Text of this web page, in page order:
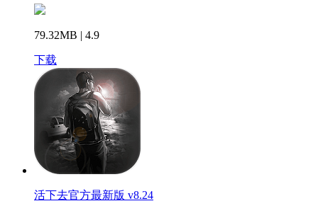
79.32MB | 4.9
下载
活下去官方最新版 v8.24